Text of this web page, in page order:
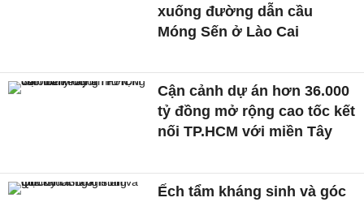
xuống đường dẫn cầu
Móng Sến ở Lào Cai
Cận cảnh dự án hơn 36.000
tỷ đồng mở rộng cao tốc kết
nối TP.HCM với miền Tây
Ếch tẩm kháng sinh và góc